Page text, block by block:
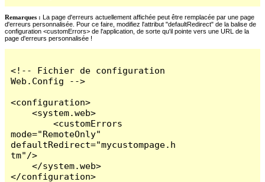
Remarques : La page d'erreurs actuellement affichée peut être remplacée par une page
d'erreurs personnalisée. Pour ce faire, modifiez l'attribut "defaultRedirect" de la balise de
configuration <customErrors> de l'application, de sorte qu'il pointe vers une URL de la
page d'erreurs personnalisée !
<!-- Fichier de configuration
Web.Config -->
<configuration>
    <system.web>
        <customErrors
mode="RemoteOnly"
defaultRedirect="mycustompage.h
tm"/>
    </system.web>
</configuration>